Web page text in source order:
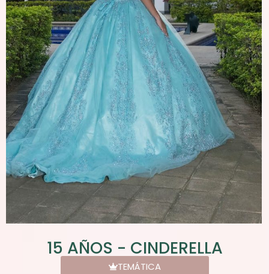
15 AÑOS - CINDERELLA
TEMÁTICA